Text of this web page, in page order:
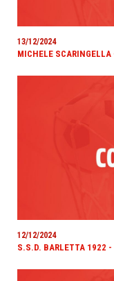
13/12/2024
MICHELE
12/12/2024
S.S.D. BARLETTA 1922